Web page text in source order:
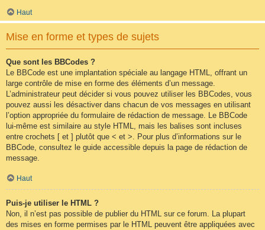
Haut
Mise en forme et types de sujets
Que sont les BBCodes ?
Le BBCode est une implantation spéciale au langage HTML, offrant un
large contrôle de mise en forme des éléments d’un message.
L’administrateur peut décider si vous pouvez utiliser les BBCodes, vous
pouvez aussi les désactiver dans chacun de vos messages en utilisant
l’option appropriée du formulaire de rédaction de message. Le BBCode
lui-même est similaire au style HTML, mais les balises sont incluses
entre crochets [ et ] plutôt que < et >. Pour plus d’informations sur le
BBCode, consultez le guide accessible depuis la page de rédaction de
message.
Haut
Puis-je utiliser le HTML ?
Non, il n’est pas possible de publier du HTML sur ce forum. La plupart
des mises en forme permises par le HTML peuvent être appliquées avec